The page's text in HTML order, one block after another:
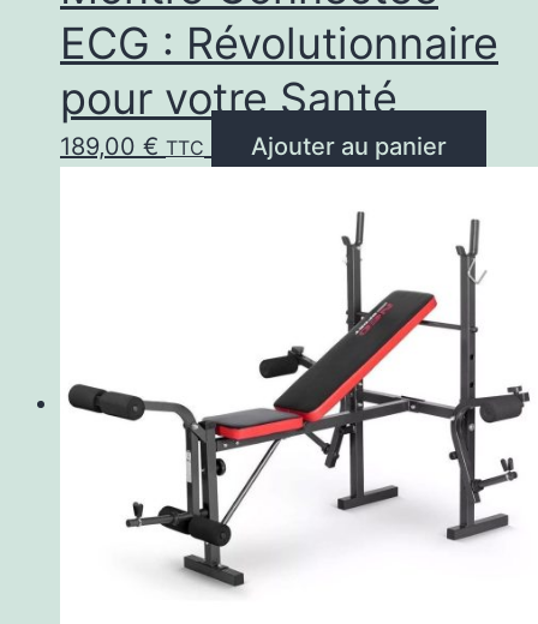
ECG : Révolutionnaire
pour votre Santé
189,00 € TTC Ajouter au panier